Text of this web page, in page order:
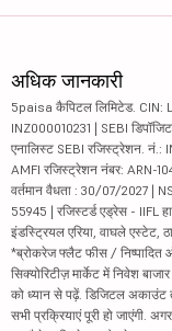
अधिक जानकारी
5paisa कैपिटल लिमिटेड. CIN:
INZ000010231 | SEBI
एनालिस्ट SEBI रजिस्ट्रेशन. नं.:
AMFI रजिस्ट्रेशन नंबर: ARN-
वर्तमान वैधता : 30/07/2027 |
55945 | रजिस्टर्ड एड्रेस - IIFL
इंडस्ट्रियल एरिया, वाघले एस्टेट,
*ब्रोकरेज फ्लैट फीस / निष्पादित
सिक्योरिटीज़ मार्केट में निवेश
को ध्यान से पढ़ें. डिजिटल अकाउंट
सभी प्रक्रियाएं पूरी हो जाएंगी.